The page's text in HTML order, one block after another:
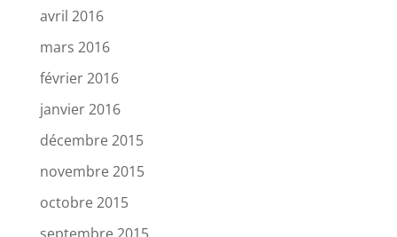
avril 2016
mars 2016
février 2016
janvier 2016
décembre 2015
novembre 2015
octobre 2015
septembre 2015